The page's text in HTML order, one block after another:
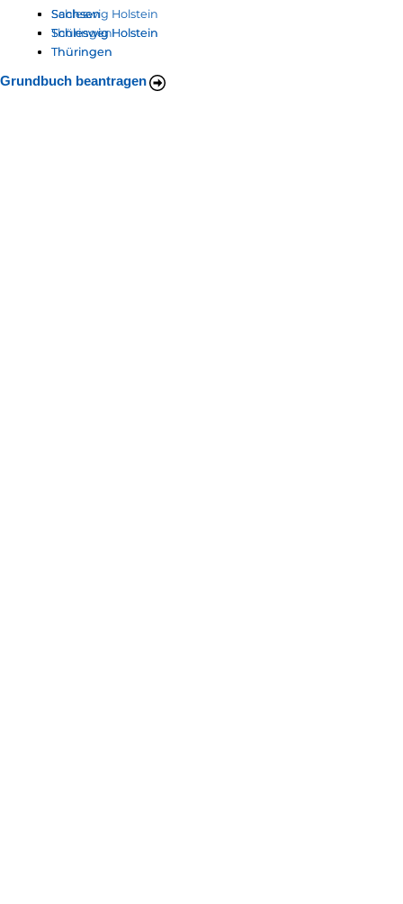
Schleswig Holstein
Thüringen
Grundbuch beantragen
Sachsen
Schleswig Holstein
Thüringen
Sachsen
Schleswig Holstein
Thüringen